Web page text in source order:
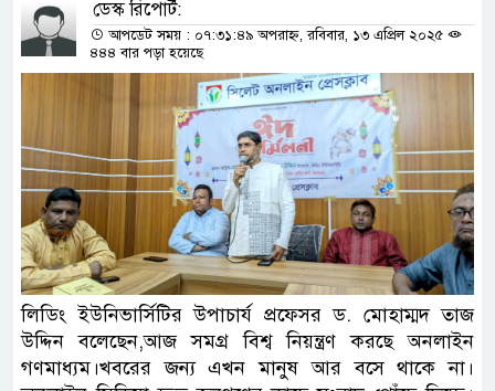
ডেস্ক রিপোর্ট:
আপডেট সময় : ০৭:৩১:৪৯ অপরাহ্ন, রবিবার, ১৩ এপ্রিল ২০২৫
৪৪৪ বার পড়া হয়েছে
লিডিং ইউনিভার্সিটির উপাচার্য প্রফেসর ড. মোহাম্মদ তাজ
উদ্দিন বলেছেন,আজ সমগ্র বিশ্ব নিয়ন্ত্রণ করছে অনলাইন
গণমাধ্যম।খবরের জন্য এখন মানুষ আর বসে থাকে না।